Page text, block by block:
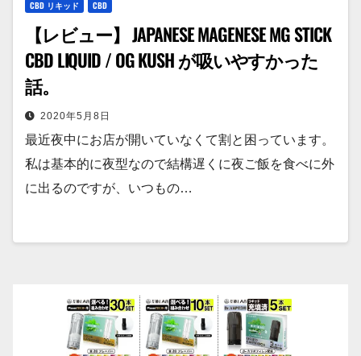
CBD リキッド CBD
【レビュー】 JAPANESE MAGENESE MG STICK
CBD LIQUID / OG KUSH が吸いやすかった
話。
2020年5月8日
最近夜中にお店が開いていなくて割と困っています。
私は基本的に夜型なので結構遅くに夜ご飯を食べに外
に出るのですが、いつもの…